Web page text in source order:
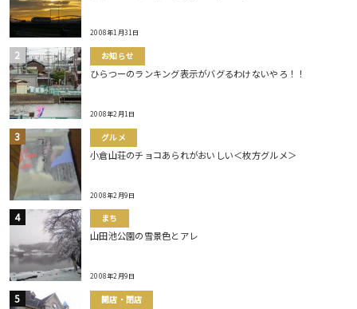
2008年1月31日
お知らせ
ひらつーのランキング表示がバグるわけないやろ！！
2008年2月1日
グルメ
小倉山荘のチョコあられがおいしい＜枚方グルメ＞
2008年2月9日
まち
山田池公園の雪景色とアレ
2008年2月9日
開店・閉店